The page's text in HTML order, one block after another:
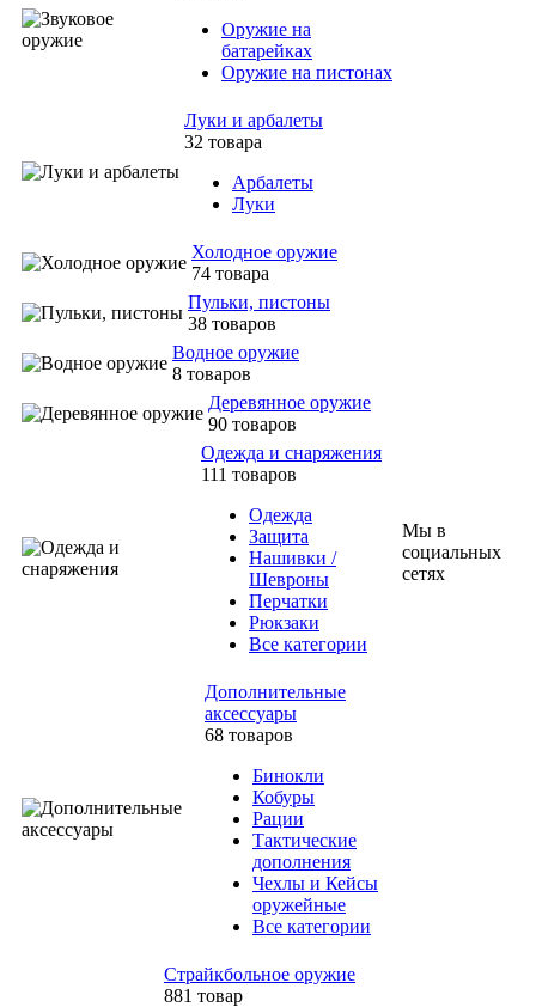
Оружие на
батарейках
Оружие на пистонах
Луки и арбалеты
32 товара
Арбалеты
Луки
Холодное оружие
74 товара
Пульки, пистоны
38 товаров
Водное оружие
8 товаров
Деревянное оружие
90 товаров
Одежда и снаряжения
111 товаров
Одежда
Защита
Нашивки /
Шевроны
Перчатки
Рюкзаки
Все категории
Дополнительные
аксессуары
68 товаров
Бинокли
Кобуры
Рации
Тактические
дополнения
Чехлы и Кейсы
оружейные
Все категории
Страйкбольное оружие
881 товар
Мы в
социальных
сетях